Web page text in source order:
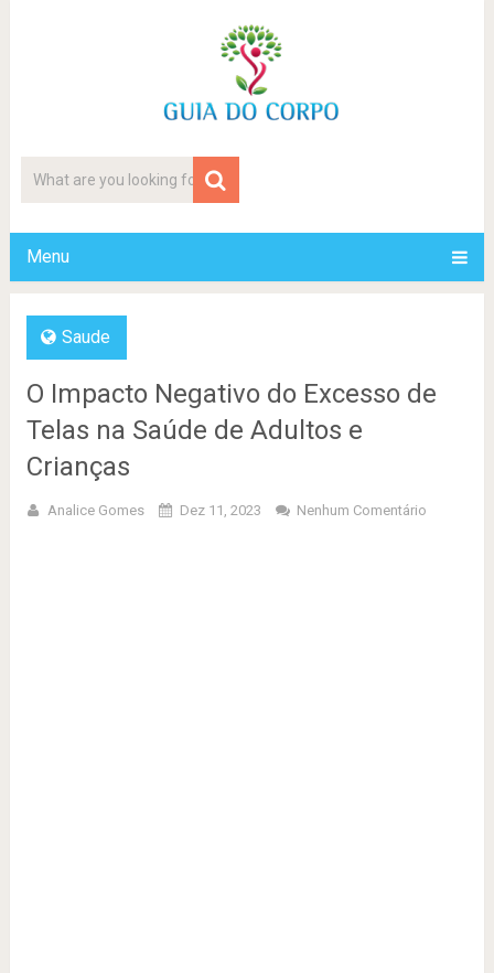
Menu
Saude
O Impacto Negativo do Excesso de
Telas na Saúde de Adultos e
Crianças
Analice Gomes Dez 11, 2023 Nenhum Comentário